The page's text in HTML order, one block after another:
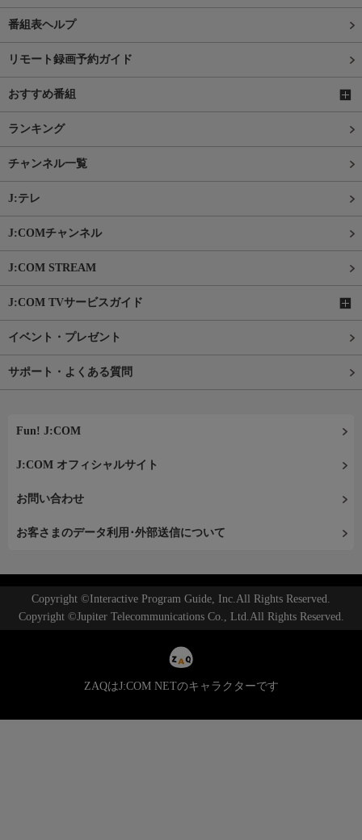
番組表ヘルプ
リモート録画予約ガイド
おすすめ番組
ランキング
チャンネル一覧
J:テレ
J:COMチャンネル
J:COM STREAM
J:COM TVサービスガイド
イベント・プレゼント
サポート・よくある質問
Fun! J:COM
J:COM オフィシャルサイト
お問い合わせ
お客さまのデータ利用･外部送信について
Copyright ©Interactive Program Guide, Inc.All Rights Reserved.
Copyright ©Jupiter Telecommunications Co., Ltd.All Rights Reserved.
ZAQはJ:COM NETのキャラクターです